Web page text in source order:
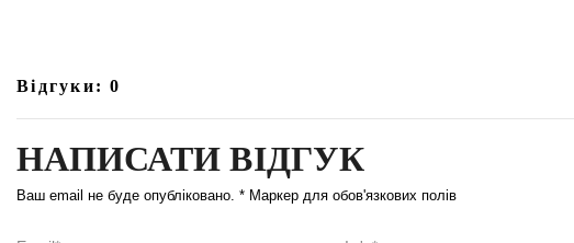
Відгуки: 0
НАПИСАТИ ВІДГУК
Ваш email не буде опубліковано. * Маркер для обов'язкових полів